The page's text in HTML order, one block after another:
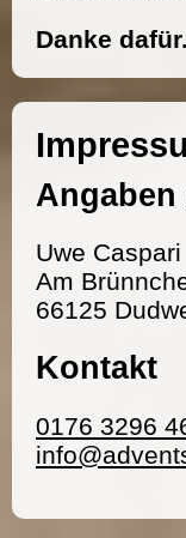
Danke dafür.
Angaben
Uwe Caspari
Am
66125
Kontakt
0176 3296